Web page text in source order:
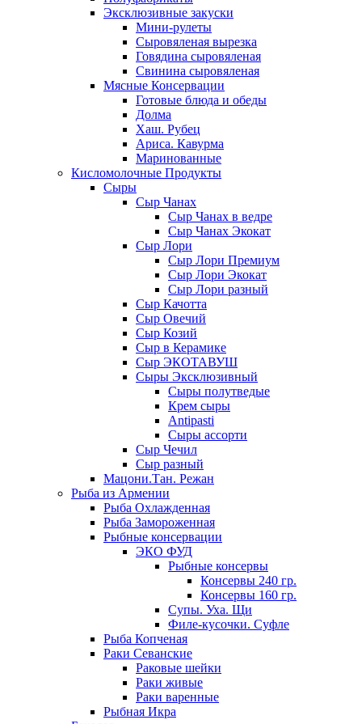
Эксклюзивные закуски
Мини-рулеты
Сыровяленая вырезка
Говядина сыровяленая
Свинина сыровяленая
Мясные Консервации
Готовые блюда и обеды
Долма
Хаш. Рубец
Ариса. Кавурма
Маринованные
Кисломолочные Продукты
Сыры
Сыр Чанах
Сыр Чанах в ведре
Сыр Чанах Экокат
Сыр Лори
Сыр Лори Премиум
Сыр Лори Экокат
Сыр Лори разный
Сыр Качотта
Сыр Овечий
Сыр Козий
Сыр в Керамике
Сыр ЭКОТАВУШ
Сыры Эксклюзивный
Сыры полутведые
Крем сыры
Antipasti
Сыры ассорти
Сыр Чечил
Сыр разный
Мацони.Тан. Режан
Рыба из Армении
Рыба Охлажденная
Рыба Замороженная
Рыбные консервации
ЭКО ФУД
Рыбные консервы
Консервы 240 гр.
Консервы 160 гр.
Супы. Уха. Щи
Филе-кусочки. Суфле
Рыба Копченая
Раки Севанские
Раковые шейки
Раки живые
Раки варенные
Рыбная Икра